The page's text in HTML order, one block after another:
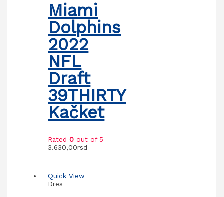
Miami
Dolphins
2022
NFL
Draft
39THIRTY
Kačket
Rated0 out of 5
3.630,00rsd
Quick View
Dres